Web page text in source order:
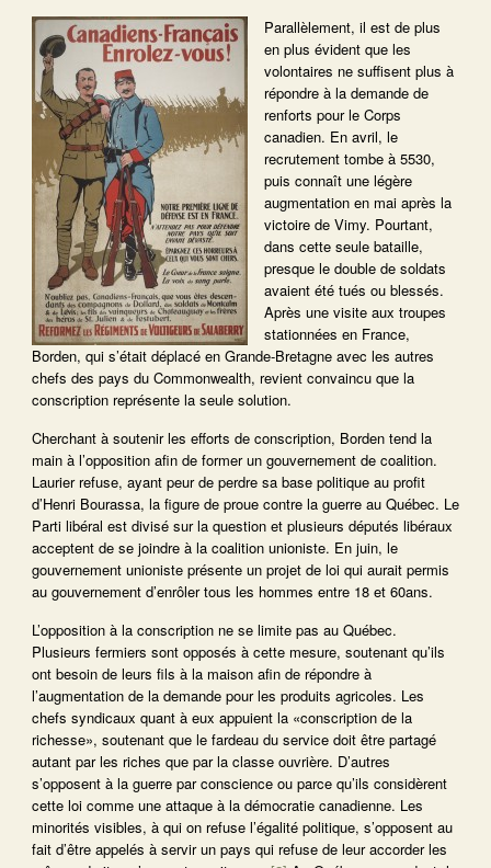
Parallèlement, il est de plus
en plus évident que les
volontaires ne suffisent plus à
répondre à la demande de
renforts pour le Corps
canadien. En avril, le
recrutement tombe à 5530,
puis connaît une légère
augmentation en mai après la
victoire de Vimy. Pourtant,
dans cette seule bataille,
presque le double de soldats
avaient été tués ou blessés.
Après une visite aux troupes
stationnées en France,
Borden, qui s’était déplacé en Grande-Bretagne avec les autres
chefs des pays du Commonwealth, revient convaincu que la
conscription représente la seule solution.
Cherchant à soutenir les efforts de conscription, Borden tend la
main à l’opposition afin de former un gouvernement de coalition.
Laurier refuse, ayant peur de perdre sa base politique au profit
d’Henri Bourassa, la figure de proue contre la guerre au Québec. Le
Parti libéral est divisé sur la question et plusieurs députés libéraux
acceptent de se joindre à la coalition unioniste. En juin, le
gouvernement unioniste présente un projet de loi qui aurait permis
au gouvernement d’enrôler tous les hommes entre 18 et 60ans.
L’opposition à la conscription ne se limite pas au Québec.
Plusieurs fermiers sont opposés à cette mesure, soutenant qu’ils
ont besoin de leurs fils à la maison afin de répondre à
l’augmentation de la demande pour les produits agricoles. Les
chefs syndicaux quant à eux appuient la «conscription de la
richesse», soutenant que le fardeau du service doit être partagé
autant par les riches que par la classe ouvrière. D’autres
s’opposent à la guerre par conscience ou parce qu’ils considèrent
cette loi comme une attaque à la démocratie canadienne. Les
minorités visibles, à qui on refuse l’égalité politique, s’opposent au
fait d’être appelés à servir un pays qui refuse de leur accorder les